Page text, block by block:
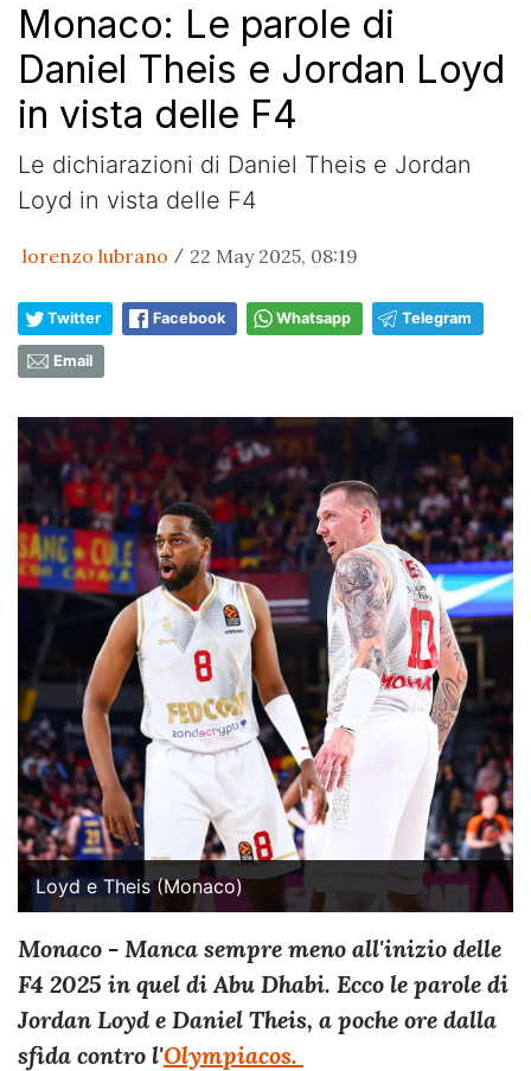
Monaco: Le parole di
Daniel Theis e Jordan Loyd
in vista delle F4
Le dichiarazioni di Daniel Theis e Jordan
Loyd in vista delle F4
lorenzo lubrano / 22 May 2025, 08:19
Twitter Facebook Whatsapp Telegram
Email
Loyd e Theis (Monaco)
Monaco - Manca sempre meno all'inizio delle
F4 2025 in quel di Abu Dhabi. Ecco le parole di
Jordan Loyd e Daniel Theis, a poche ore dalla
sfida contro l'Olympiacos.